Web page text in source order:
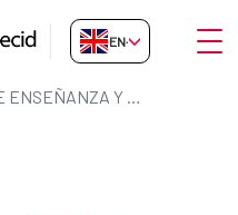
de
EN-GB
10º ENCUENTRO BID DE ENSEÑANZA Y DISEÑO, UN “DIÁLOGO DE SABERES”